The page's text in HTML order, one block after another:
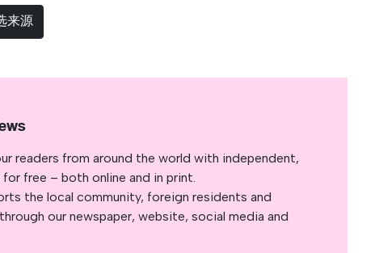
来源
readers from around the world with independent,
free – both online and in print.
the local community, foreign residents and
our newspaper, website, social media and